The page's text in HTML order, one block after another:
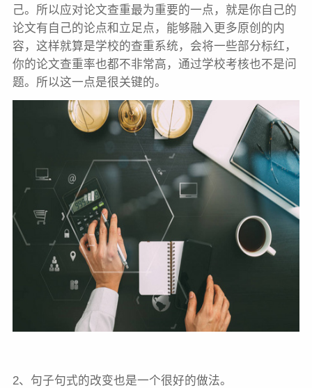
己。所以应对论文查重最为重要的一点，就是你自己的
论文有自己的论点和立足点，能够融入更多原创的内
容，这样就算是学校的查重系统，会将一些部分标红，
你的论文查重率也都不非常高，通过学校考核也不是问
题。所以这一点是很关键的。
2、句子句式的改变也是一个很好的做法。